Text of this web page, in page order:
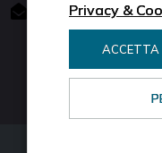
info@studiocurtizoni.it
Privacy &
ACCETTA